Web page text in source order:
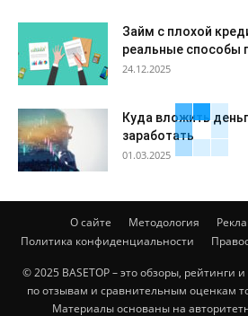
Займ с плохой
реальные способы
24.12.2025
Куда вложить
заработать
01.03.2025
О сайте Методология
Политика конфиденциальности
© 2025 BASETOP – это обзоры, рейтинги
по отзывам и сравнительным оценкам
Материалы основаны на